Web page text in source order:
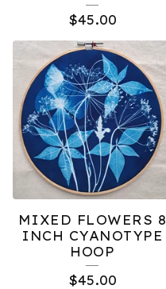
D
U
C
T
$45.00
MIXED FLOWERS 8
INCH CYANOTYPE
HOOP
$45.00